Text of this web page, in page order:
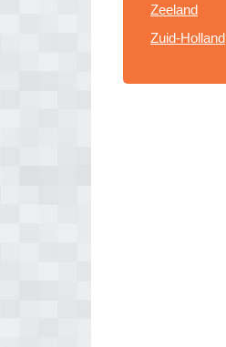
Zeeland
Zuid-Holland